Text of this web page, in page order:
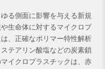
る側面に影響を与える新規
生命体に対するマイクロプ
、正確なポリマー特性解析
テアリン酸塩などの炭素鎖
イクロプラスチックは、赤